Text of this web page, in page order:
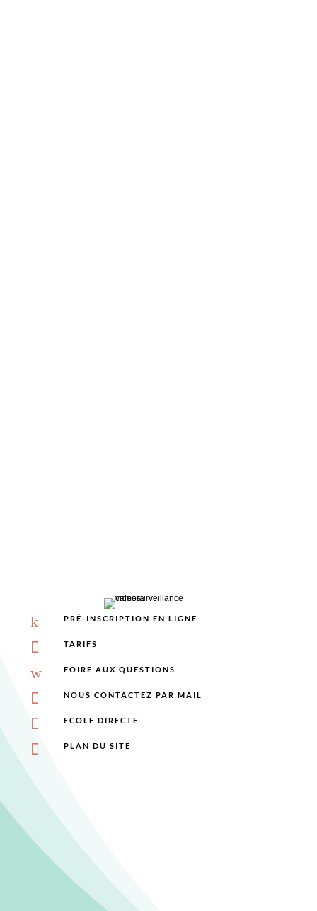
k PRÉ-INSCRIPTION EN LIGNE
 TARIFS
w FOIRE AUX QUESTIONS
 NOUS CONTACTEZ PAR MAIL
 ECOLE DIRECTE
 PLAN DU SITE